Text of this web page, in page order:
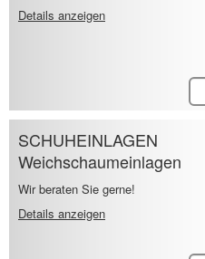
Details anzeigen
SCHUHEINLAGEN
Weichschaumeinlagen
Wir beraten Sie gerne!
Details anzeigen